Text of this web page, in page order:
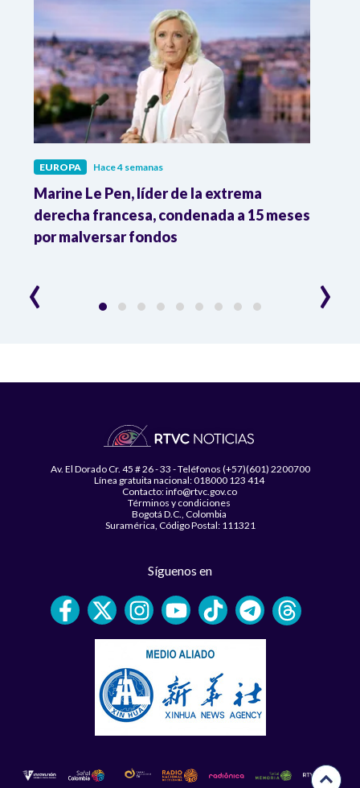
EUROPA Hace 4 semanas
Marine Le Pen, líder de la extrema
derecha francesa, condenada a 15 meses
por malversar fondos
‹ ›
Av. El Dorado Cr. 45 # 26 - 33 - Teléfonos (+57)(601) 2200700
Línea gratuita nacional: 018000 123 414
Contacto: info@rtvc.gov.co
Términos y condiciones
Bogotá D.C., Colombia
Suramérica, Código Postal: 111321
Síguenos en